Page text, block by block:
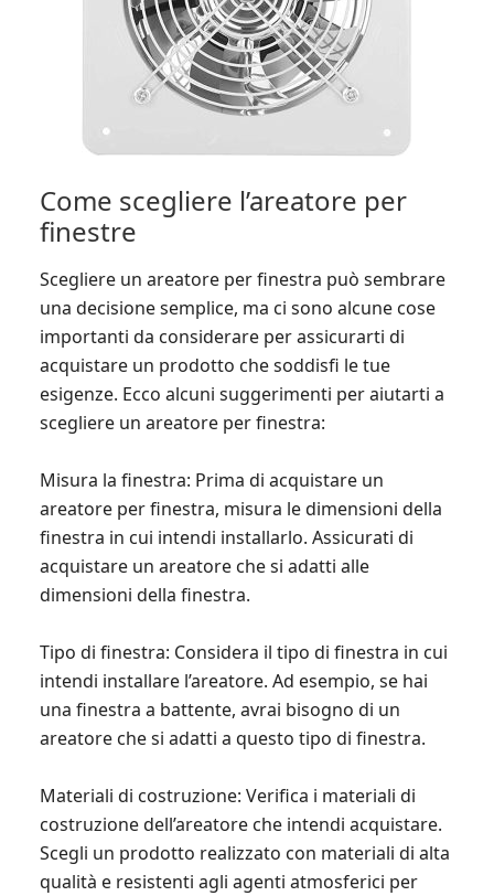
Come scegliere l’areatore per
finestre
Scegliere un areatore per finestra può sembrare
una decisione semplice, ma ci sono alcune cose
importanti da considerare per assicurarti di
acquistare un prodotto che soddisfi le tue
esigenze. Ecco alcuni suggerimenti per aiutarti a
scegliere un areatore per finestra:
Misura la finestra: Prima di acquistare un
areatore per finestra, misura le dimensioni della
finestra in cui intendi installarlo. Assicurati di
acquistare un areatore che si adatti alle
dimensioni della finestra.
Tipo di finestra: Considera il tipo di finestra in cui
intendi installare l’areatore. Ad esempio, se hai
una finestra a battente, avrai bisogno di un
areatore che si adatti a questo tipo di finestra.
Materiali di costruzione: Verifica i materiali di
costruzione dell’areatore che intendi acquistare.
Scegli un prodotto realizzato con materiali di alta
qualità e resistenti agli agenti atmosferici per